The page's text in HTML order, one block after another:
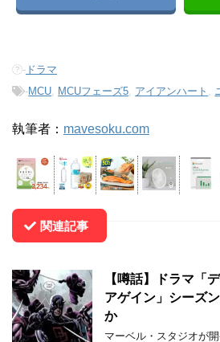
- ドラマ
-MCU MCUフェーズ5 アイアンハート
執筆者： mavesoku.com
関連記事
【噂話】ドラマ「
アゲイン」シーズ
か
マーベル・スタジオが